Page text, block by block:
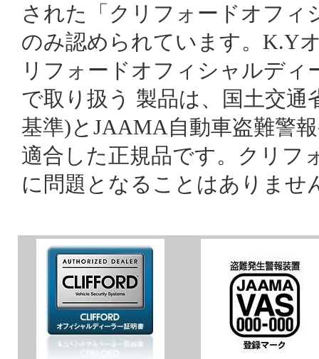
された「クリフォードオフィ
のみ認められています。K.Y
リフォードオフィシャルディ
で取り扱う 製品は、国土交通
基準)とJAAMA自動車盗難警
適合した正規品です。クリフ
に問題となることはありませ